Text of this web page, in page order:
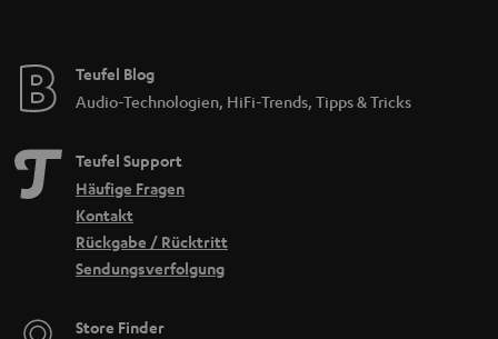
Teufel Blog
Audio-Technologien, HiFi-Trends, Tipps & Tricks
Teufel Support
Häufige Fragen
Kontakt
Rückgabe / Rücktritt
Sendungsverfolgung
Store Finder